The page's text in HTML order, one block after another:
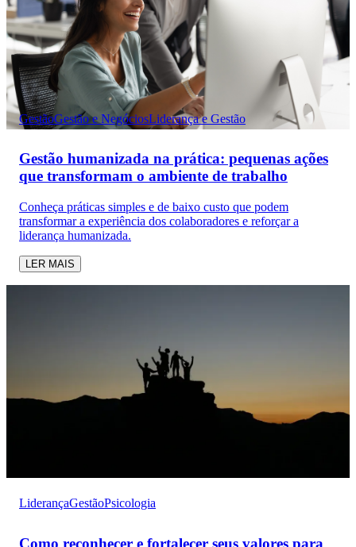
GestãoGestão e NegóciosLiderança e Gestão
Gestão humanizada na prática: pequenas ações
que transformam o ambiente de trabalho
Conheça práticas simples e de baixo custo que podem
transformar a experiência dos colaboradores e reforçar a
liderança humanizada.
LER MAIS
LiderançaGestãoPsicologia
Como reconhecer e fortalecer seus valores para